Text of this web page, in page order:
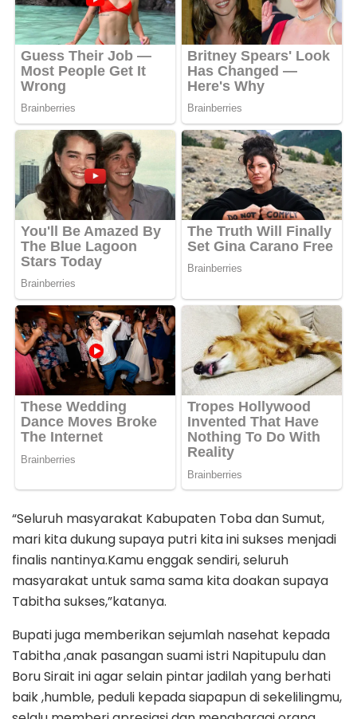
“Seluruh masyarakat Kabupaten Toba dan Sumut,
mari kita dukung supaya putri kita ini sukses menjadi
finalis nantinya.Kamu enggak sendiri, seluruh
masyarakat untuk sama sama kita doakan supaya
Tabitha sukses,”katanya.
Bupati juga memberikan sejumlah nasehat kepada
Tabitha ,anak pasangan suami istri Napitupulu dan
Boru Sirait ini agar selain pintar jadilah yang berhati
baik ,humble, peduli kepada siapapun di sekelilingmu,